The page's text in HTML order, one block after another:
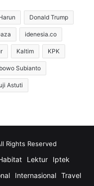
Donald Trump
idenesia.co
Kaltim KPK
Subianto
Astuti
Rights Reserved
Lektur
Iptek
Internasional
Travel